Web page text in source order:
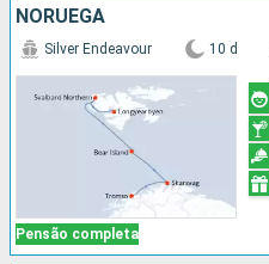
NORUEGA
Pensão completa
Silver Endeavour 10 d